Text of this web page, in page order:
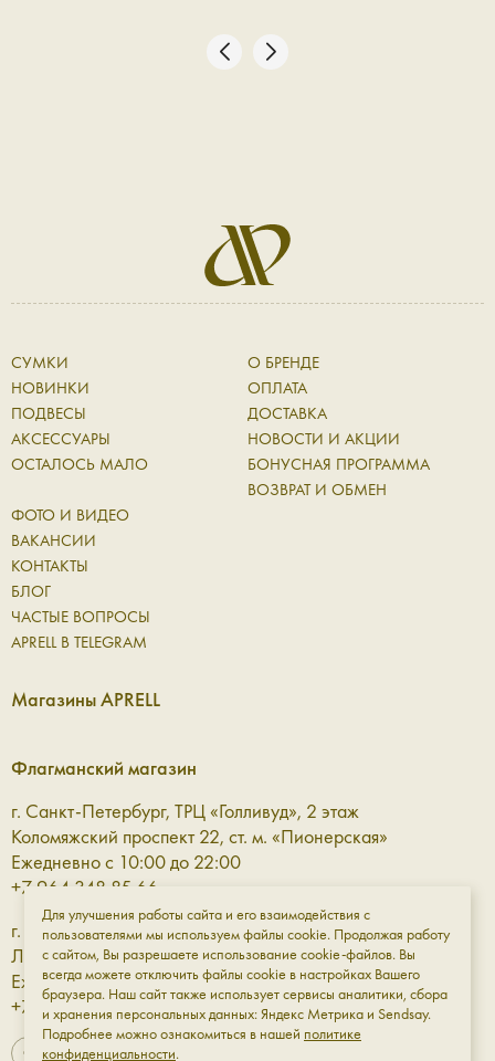
СУМКИ
НОВИНКИ
ПОДВЕСЫ
АКСЕССУАРЫ
ОСТАЛОСЬ МАЛО
О БРЕНДЕ
ОПЛАТА
ДОСТАВКА
НОВОСТИ И АКЦИИ
БОНУСНАЯ ПРОГРАММА
ВОЗВРАТ И ОБМЕН
ФОТО И ВИДЕО
ВАКАНСИИ
КОНТАКТЫ
БЛОГ
ЧАСТЫЕ ВОПРОСЫ
APRELL В TELEGRAM
Магазины APRELL
Флагманский магазин
г. Санкт-Петербург, ТРЦ «Голливуд», 2 этаж
Коломяжский проспект 22, ст. м. «Пионерская»
Ежедневно с 10:00 до 22:00
+7 964 348 85 66
г. Санкт-Петербург, ТРЦ «Галерея» 3 этаж
Лиговский проспект, 30а, ст. м. «Площадь Восстания»
Ежедневно с 10:00 до 23:00
+7 961 811-18-98
Для улучшения работы сайта и его взаимодействия с
пользователями мы используем файлы cookie. Продолжая работу
с сайтом, Вы разрешаете использование cookie-файлов. Вы
всегда можете отключить файлы cookie в настройках Вашего
браузера. Наш сайт также использует сервисы аналитики, сбора
и хранения персональных данных: Яндекс Метрика и Sendsay.
Подробнее можно ознакомиться в нашей политике
конфиденциальности.